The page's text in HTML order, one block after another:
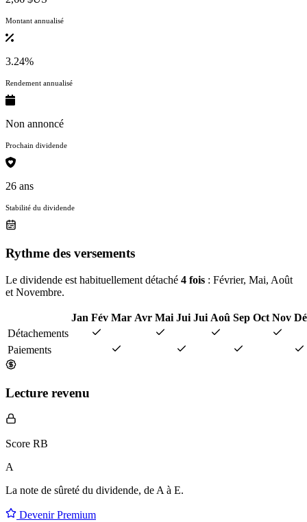
Montant annualisé
3.24%
Rendement annualisé
Non annoncé
Prochain dividende
26 ans
Stabilité du dividende
Rythme des versements
Le dividende est habituellement détaché 4 fois : Février, Mai, Août
et Novembre.
Jan Fév Mar Avr Mai Jui Jui Aoû Sep Oct Nov
Détachements
Paiements
Lecture revenu
Score RB
A
La note de sûreté du dividende, de A à E.
Devenir Premium